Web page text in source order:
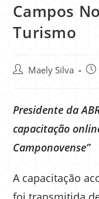
Campos
Turismo
Maely Silva
Presidente da
capacitação
Camponovense”
A capacitação